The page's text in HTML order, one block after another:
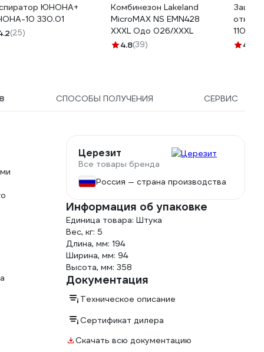
ЮНОНА+
10 330.01
(25)
Комбинезон Lakeland
MicroMAX NS EMN428
ХХXL Одо 026/ХХXL
4.8(39)
4.2
СПОСОБЫ ПОЛУЧЕНИЯ СЕРВИС
Церезит
Все товары бренда
Россия — страна производства
Информация об упаковке
Единица товара: Штука
Вес, кг: 5
Длина, мм: 194
Ширина, мм: 94
Высота, мм: 358
Документация
Техническое описание
Сертификат дилера
Скачать всю документацию